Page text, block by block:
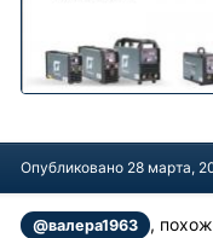
Опубликовано 28 марта,
@валера1963
,